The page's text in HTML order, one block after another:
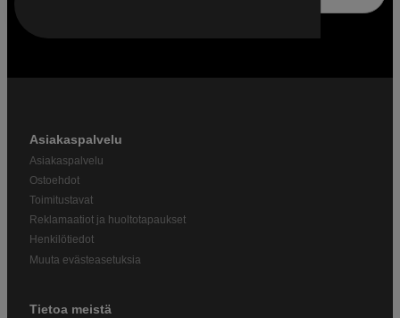
Asiakaspalvelu
Asiakaspalvelu
Ostoehdot
Toimitustavat
Reklamaatiot ja huoltotapaukset
Henkilötiedot
Muuta evästeasetuksia
Tietoa meistä